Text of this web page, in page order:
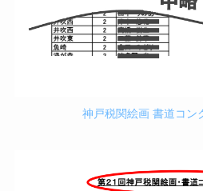
神戸税関絵画 書道コン